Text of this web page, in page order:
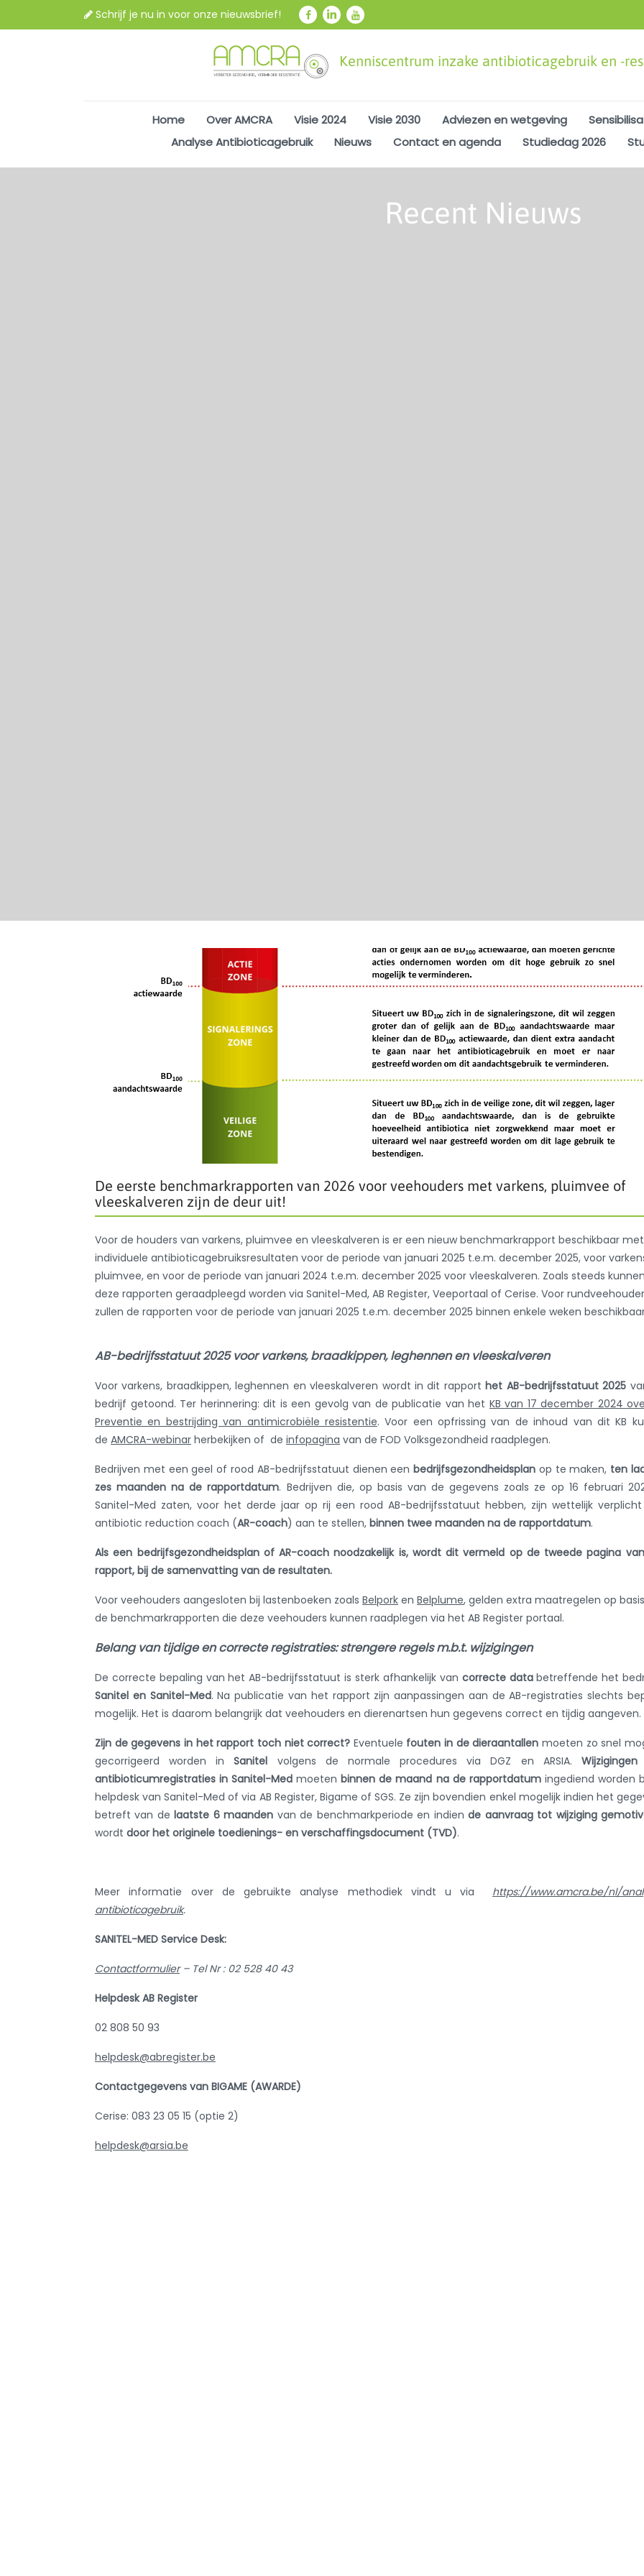
Schrijf je nu in voor onze nieuwsbrief!
Kenniscentrum inzake antibioticagebruik en -
Home Over AMCRA Visie 2024 Visie 2030 Adviezen en wetgeving
Analyse Antibioticagebruik
Nieuws Contact en agenda Studiedag 2026
Recent Nieuws
De eerste benchmarkrapporten van 2026 voor veehouders met varkens, pluimvee of
vleeskalveren zijn de deur uit!
Voor de houders van varkens, pluimvee en vleeskalveren is er een nieuw benchmarkrapport beschikbaar
individuele antibioticagebruiksresultaten voor de periode van januari 2025 t.e.m. december 2025, voor
pluimvee, en voor de periode van januari 2024 t.e.m. december 2025 voor vleeskalveren. Zoals steeds kunnen
deze rapporten geraadpleegd worden via Sanitel-Med, AB Register, Veeportaal of Cerise. Voor
zullen de rapporten voor de periode van januari 2025 t.e.m. december 2025 binnen enkele weken
AB-bedrijfsstatuut 2025 voor varkens, braadkippen, leghennen en vleeskalveren
Voor varkens, braadkippen, leghennen en vleeskalveren wordt in dit rapporthet AB-bedrijfsstatuut 2025
bedrijf getoond. Ter herinnering: dit is een gevolg van de publicatie van het KB van 17 december 2024
Preventie en bestrijding van antimicrobiële resistentie. Voor een opfrissing van de inhoud van dit KB
de AMCRA-webinar herbekijken of de infopagina van de FOD Volksgezondheid raadplegen.
Bedrijven met een geel of rood AB-bedrijfsstatuut dienen eenbedrijfsgezondheidsplan op te maken, ten
zes maanden na de rapportdatum. Bedrijven die, op basis van de gegevens zoals ze op 16 februari
Sanitel-Med zaten, voor het derde jaar op rij een rood AB-bedrijfsstatuut hebben, zijn wettelijk
antibiotic reduction coach (AR-coach) aan te stellen, binnen twee maanden na de rapportdatum.
Als een bedrijfsgezondheidsplan of AR-coach noodzakelijk is, wordt dit vermeld op de tweede pagina
rapport, bij de samenvatting van de resultaten.
Voor veehouders aangesloten bij lastenboeken zoals Belpork en Belplume, gelden extra maatregelen op
de benchmarkrapporten die deze veehouders kunnen raadplegen via het AB Register portaal.
Belang van tijdige en correcte registraties: strengere regels m.b.t. wijzigingen
De correcte bepaling van het AB-bedrijfsstatuut is sterk afhankelijk van correcte databetreffende het
Sanitel en Sanitel-Med. Na publicatie van het rapport zijn aanpassingen aan de AB-registraties slechts
mogelijk. Het is daarom belangrijk dat veehouders en dierenartsen hun gegevens correct en tijdig aangeven.
Zijn de gegevens in het rapport toch niet correct? Eventuele fouten in de dieraantallen moeten zo snel
gecorrigeerd worden inSanitel volgens de normale procedures via DGZ en ARSIA.
antibioticumregistraties in Sanitel-Med moetenbinnen de maand na de rapportdatumingediend worden
helpdesk van Sanitel-Med of via AB Register, Bigame of SGS. Ze zijn bovendien enkel mogelijk indien het
betreft van delaatste 6 maanden van de benchmarkperiode en indiende aanvraag tot wijziging
wordt door het originele toedienings- en verschaffingsdocument (TVD).
Meer informatie over de gebruikte analyse methodiek vindt u via
https://www.amcra.be/nl/
antibioticagebruik.
SANITEL-MED Service Desk:
Contactformulier– Tel Nr : 02 528 40 43
Helpdesk AB Register
02 808 50 93
helpdesk@abregister.be
Contactgegevens van BIGAME (AWARDE)
Cerise: 083 23 05 15 (optie 2)
helpdesk@arsia.be